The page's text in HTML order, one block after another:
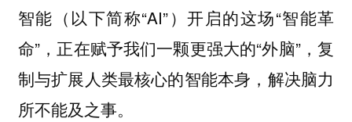
智能（以下简称“AI”）开启的这场“智能革
命”，正在赋予我们一颗更强大的“外脑”，复
制与扩展人类最核心的智能本身，解决脑力
所不能及之事。